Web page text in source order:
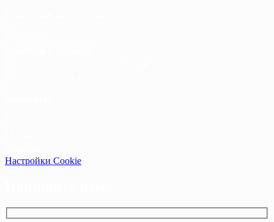
Настройки Cookie